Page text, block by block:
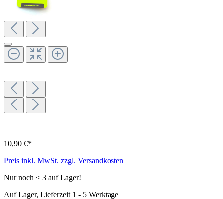
10,90 €*
Preis inkl. MwSt. zzgl. Versandkosten
Nur noch < 3 auf Lager!
Auf Lager, Lieferzeit 1 - 5 Werktage